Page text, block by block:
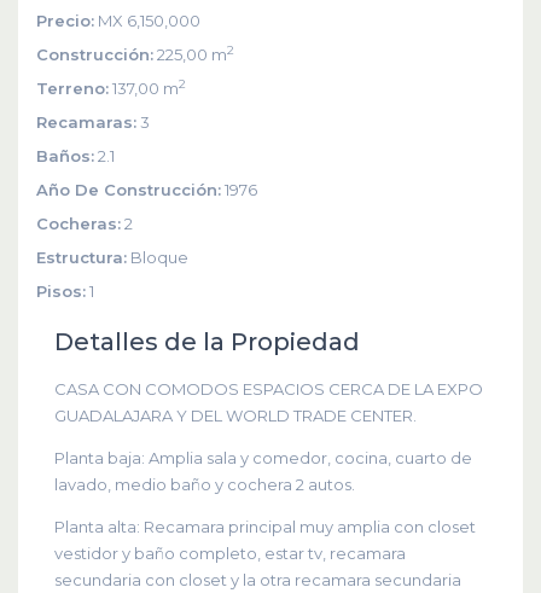
Precio: MX 6,150,000
Construcción:225,00 m2
Terreno:137,00 m2
Recamaras:3
Baños:2.1
Año De Construcción:1976
Cocheras:2
Estructura: Bloque
Pisos:1
Detalles de la Propiedad
CASA CON COMODOS ESPACIOS CERCA DE LA EXPO
GUADALAJARA Y DEL WORLD TRADE CENTER.
Planta baja: Amplia sala y comedor, cocina, cuarto de
lavado, medio baño y cochera 2 autos.
Planta alta: Recamara principal muy amplia con closet
vestidor y baño completo, estar tv, recamara
secundaria con closet y la otra recamara secundaria